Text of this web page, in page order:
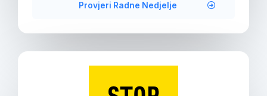
Provjeri Radne Nedjelje